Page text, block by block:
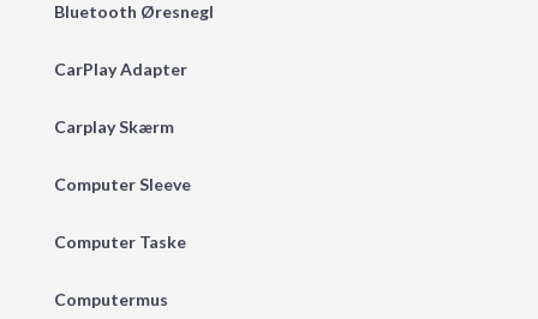
Bluetooth Øresnegl
CarPlay Adapter
Carplay Skærm
Computer Sleeve
Computer Taske
Computermus